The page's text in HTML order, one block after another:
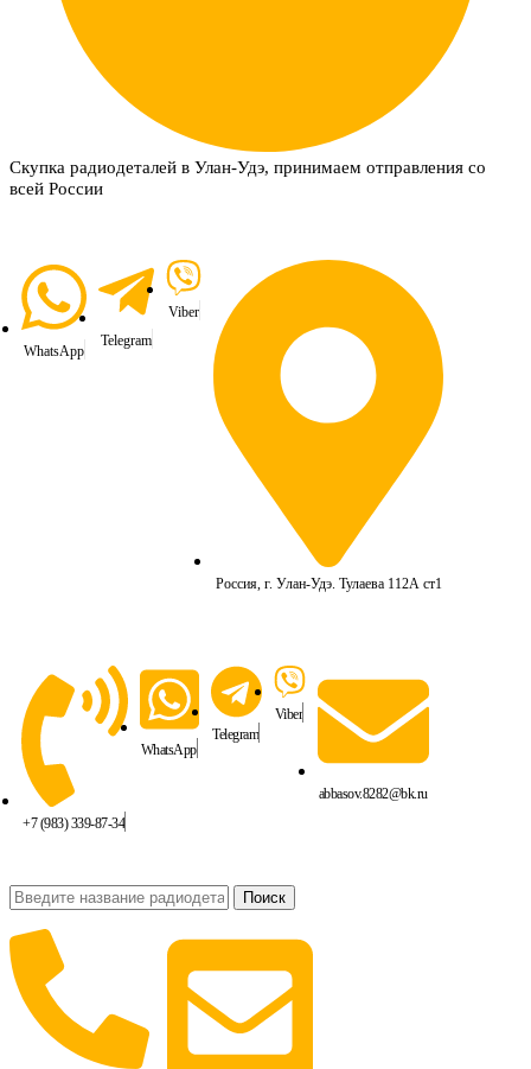
Скупка радиодеталей в Улан-Удэ, принимаем отправления со
всей России
WhatsApp
Telegram
Viber
Россия, г. Улан-Удэ. Тулаева 112А ст1
+7 (983) 339-87-34
WhatsApp
Telegram
Viber
abbasov.8282@bk.ru
Поиск